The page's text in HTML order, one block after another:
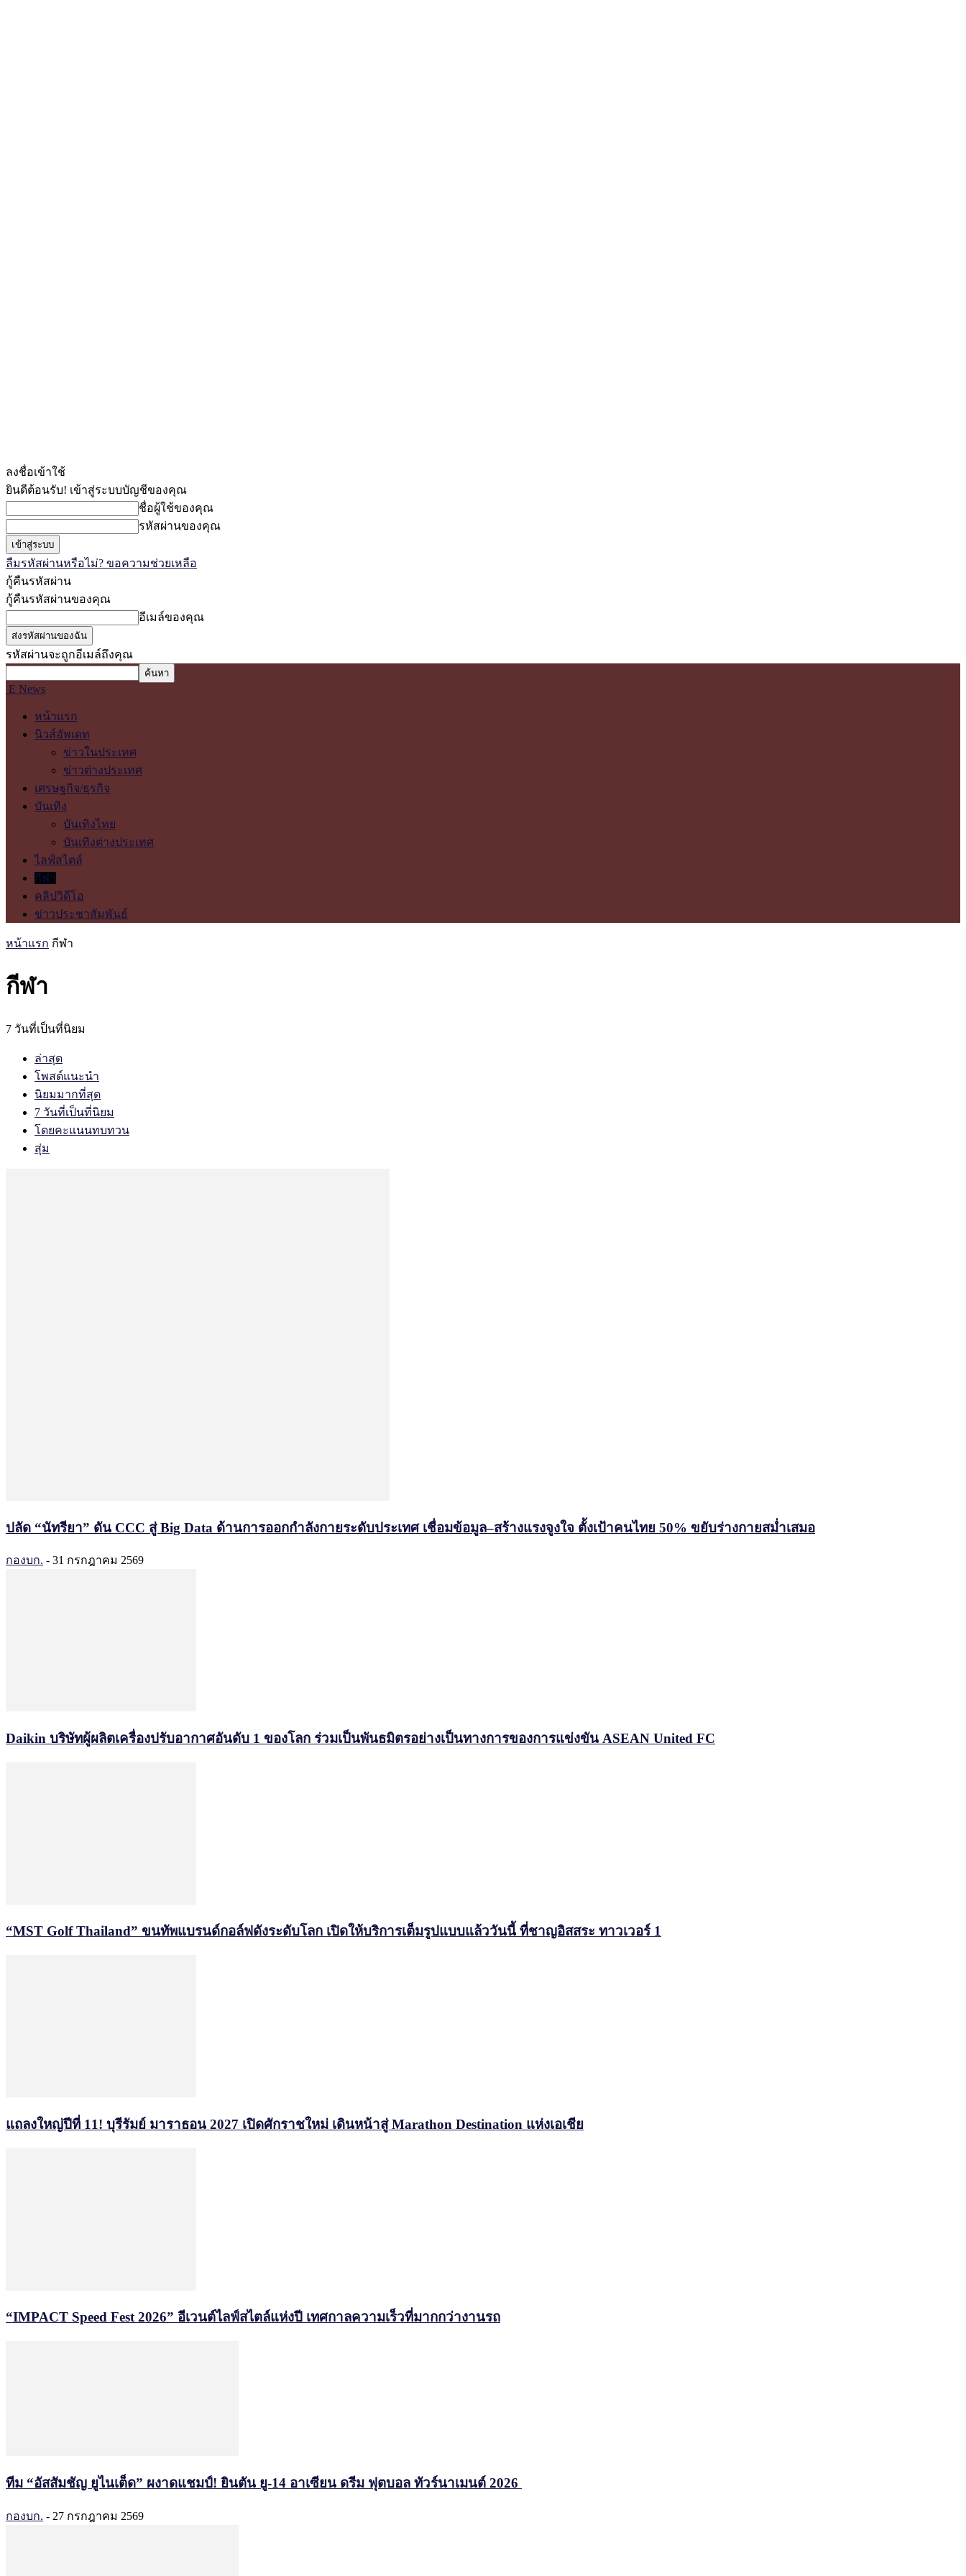
ลงชื่อเข้าใช้
ยินดีต้อนรับ! เข้าสู่ระบบบัญชีของคุณ
ชื่อผู้ใช้ของคุณ
รหัสผ่านของคุณ
ลืมรหัสผ่านหรือไม่? ขอความช่วยเหลือ
กู้คืนรหัสผ่าน
กู้คืนรหัสผ่านของคุณ
อีเมล์ของคุณ
รหัสผ่านจะถูกอีเมล์ถึงคุณ
E News
หน้าแรก
นิวส์อัพเดท
ข่าวในประเทศ
ข่าวต่างประเทศ
เศรษฐกิจ/ธุรกิจ
บันเทิง
บันเทิงไทย
บันเทิงต่างประเทศ
ไลฟ์สไตล์
กีฬา
คลิปวิดีโอ
ข่าวประชาสัมพันธ์
หน้าแรก กีฬา
กีฬา
7 วันที่เป็นที่นิยม
ล่าสุด
โพสต์แนะนำ
นิยมมากที่สุด
7 วันที่เป็นที่นิยม
โดยคะแนนทบทวน
สุ่ม
ปลัด “นัทรียา” ดัน CCC สู่ Big Data ด้านการออกกำลังกายระดับประเทศ เชื่อมข้อมูล–สร้างแรงจูงใจ ตั้งเป้าคนไทย 50% ขยับร่างกายสม่ำเสมอ
กองบก. - 31 กรกฎาคม 2569
Daikin บริษัทผู้ผลิตเครื่องปรับอากาศอันดับ 1 ของโลก ร่วมเป็นพันธมิตรอย่างเป็นทางการของการแข่งขัน ASEAN United FC
“MST Golf Thailand” ขนทัพแบรนด์กอล์ฟดังระดับโลก เปิดให้บริการเต็มรูปแบบแล้ววันนี้ ที่ชาญอิสสระ ทาวเวอร์ 1
แถลงใหญ่ปีที่ 11! บุรีรัมย์ มาราธอน 2027 เปิดศักราชใหม่ เดินหน้าสู่ Marathon Destination แห่งเอเชีย
“IMPACT Speed Fest 2026” อีเวนต์ไลฟ์สไตล์แห่งปี เทศกาลความเร็วที่มากกว่างานรถ
ทีม “อัสสัมชัญ ยูไนเต็ด” ผงาดแชมป์! ยินตัน ยู-14 อาเซียน ดรีม ฟุตบอล ทัวร์นาเมนต์ 2026
กองบก. - 27 กรกฎาคม 2569